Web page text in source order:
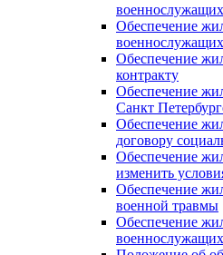
военнослужащих
Обеспечение
военнослужащих
Обеспечение
контракту
Обеспечение
Санкт
Обеспечение
договору
Обеспечение
изменить
Обеспечение
военной травмы
Обеспечение
военнослужащих